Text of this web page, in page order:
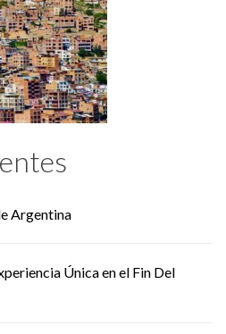
Argentina
Única en el Fin Del